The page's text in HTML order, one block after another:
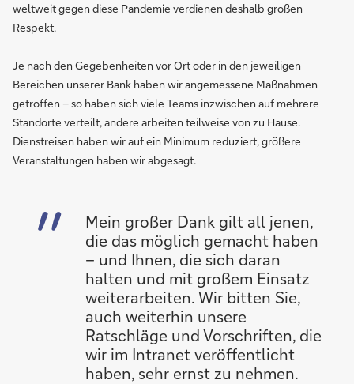
weltweit gegen diese Pandemie verdienen deshalb großen
Respekt.
Je nach den Gegebenheiten vor Ort oder in den jeweiligen
Bereichen unserer Bank haben wir angemessene Maßnahmen
getroffen – so haben sich viele Teams inzwischen auf mehrere
Standorte verteilt, andere arbeiten teilweise von zu Hause.
Dienstreisen haben wir auf ein Minimum reduziert, größere
Veranstaltungen haben wir abgesagt.
Mein großer Dank gilt all jenen,
die das möglich gemacht haben
– und Ihnen, die sich daran
halten und mit großem Einsatz
weiterarbeiten. Wir bitten Sie,
auch weiterhin unsere
Ratschläge und Vorschriften, die
wir im Intranet veröffentlicht
haben, sehr ernst zu nehmen.